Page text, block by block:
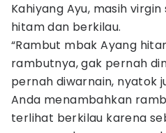
Kahiyang Ayu, masih
hitam dan berkilau.
“Rambut mbak Ayang
rambutnya, gak pernah
pernah diwarnain, nyatok
Anda menambahkan
terlihat berkilau karena